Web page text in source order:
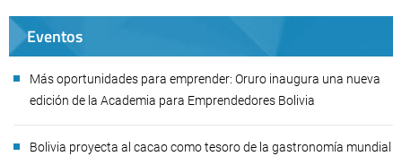
Eventos
Más oportunidades para emprender: Oruro inaugura una nueva
edición de la Academia para Emprendedores Bolivia
Bolivia proyecta al cacao como tesoro de la gastronomía mundial